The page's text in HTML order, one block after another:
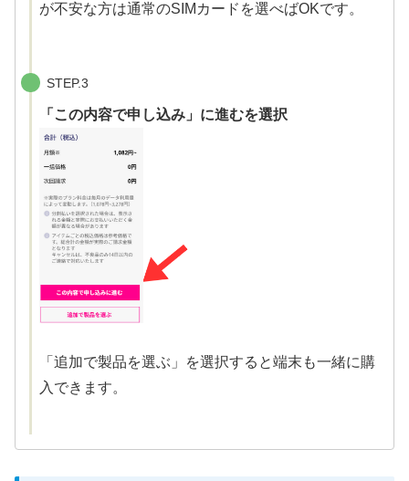
が不安な方は通常のSIMカードを選べばOKです。
STEP.3
「この内容で申し込み」に進むを選択
「追加で製品を選ぶ」を選択すると端末も一緒に購
入できます。